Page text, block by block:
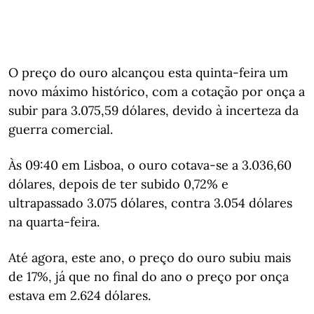
O preço do ouro alcançou esta quinta-feira um
novo máximo histórico, com a cotação por onça a
subir para 3.075,59 dólares, devido à incerteza da
guerra comercial.
Às 09:40 em Lisboa, o ouro cotava-se a 3.036,60
dólares, depois de ter subido 0,72% e
ultrapassado 3.075 dólares, contra 3.054 dólares
na quarta-feira.
Até agora, este ano, o preço do ouro subiu mais
de 17%, já que no final do ano o preço por onça
estava em 2.624 dólares.